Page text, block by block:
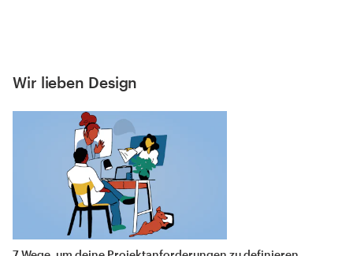
Wir lieben Design